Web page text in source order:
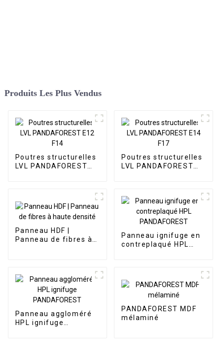
Produits Les Plus Vendus
Poutres structurelles
LVL PANDAFOREST
Poutres structurelles
LVL PANDAFOREST
Panneau HDF |
Panneau de fibres à
Panneau ignifuge en
contreplaqué HPL
Panneau aggloméré
HPL ignifuge
PANDAFOREST MDF
mélaminé